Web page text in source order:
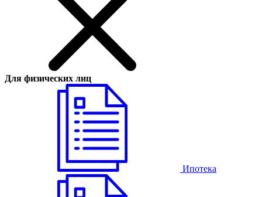
Для физических лиц
Ипотека